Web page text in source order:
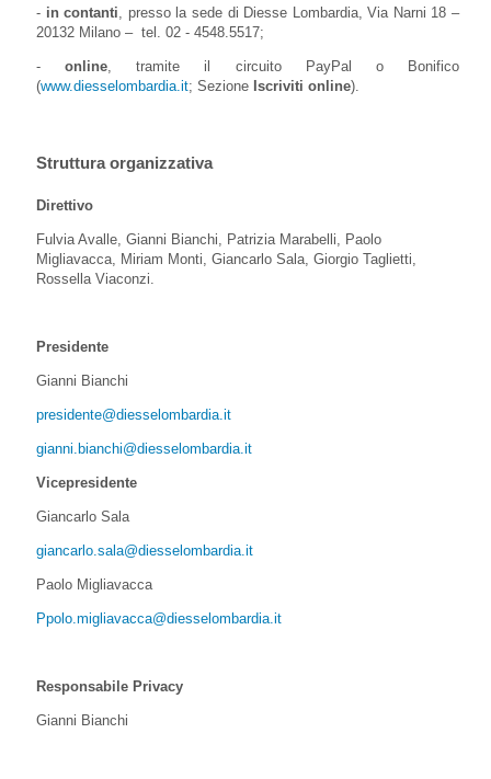
- in contanti , presso la sede di Diesse Lombardia, Via Narni 18 –
20132 Milano – tel. 02 - 4548.5517;
-online , tramite il circuito PayPal o Bonifico
(www.diesselombardia.it; Sezione Iscriviti online).
Struttura organizzativa
Direttivo
Fulvia Avalle, Gianni Bianchi, Patrizia Marabelli, Paolo
Migliavacca, Miriam Monti, Giancarlo Sala, Giorgio Taglietti,
Rossella Viaconzi.
Presidente
Gianni Bianchi
presidente@diesselombardia.it
gianni.bianchi@diesselombardia.it
Vicepresidente
Giancarlo Sala
giancarlo.sala@diesselombardia.it
Paolo Migliavacca
Ppolo.migliavacca@diesselombardia.it
Responsabile Privacy
Gianni Bianchi